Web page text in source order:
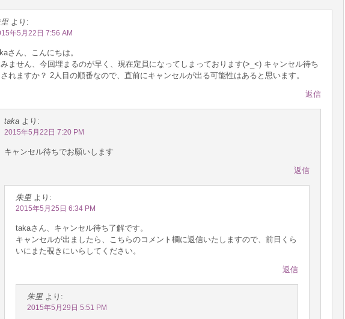
より:
年5月22日 7:56 AM
さん、こんにちは。
ません、今回埋まるのが早く、現在定員になってしまっております(>_<) キャンセル待ち
れますか？ 2人目の順番なので、直前にキャンセルが出る可能性はあると思います。
返信
taka より:
2015年5月22日 7:20 PM
キャンセル待ちでお願いします
返信
朱里 より:
2015年5月25日 6:34 PM
takaさん、キャンセル待ち了解です。
キャンセルが出ましたら、こちらのコメント欄に返信いたしますので、前日くら
いにまた覗きにいらしてください。
返信
朱里 より:
2015年5月29日 5:51 PM